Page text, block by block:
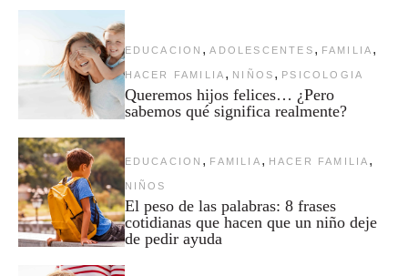
EDUCACION , ADOLESCENTES , FAMILIA ,
HACER FAMILIA , NIÑOS , PSICOLOGIA
Queremos hijos felices… ¿Pero
sabemos qué significa realmente?
EDUCACION , FAMILIA , HACER FAMILIA ,
NIÑOS
El peso de las palabras: 8 frases
cotidianas que hacen que un niño deje
de pedir ayuda